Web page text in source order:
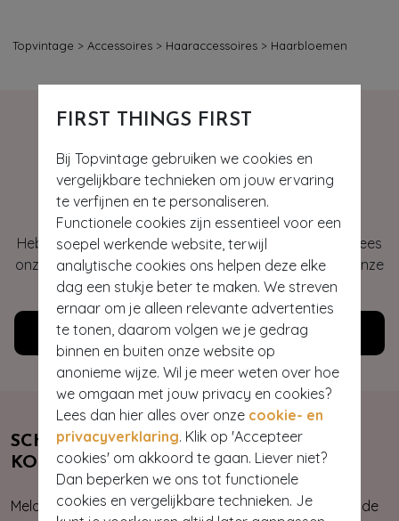
FIRST THINGS FIRST
Bij Topvintage gebruiken we cookies en
vergelijkbare technieken om jouw ervaring
te verfijnen en te personaliseren.
Functionele cookies zijn essentieel voor een
soepel werkende website, terwijl
analytische cookies ons helpen deze elke
dag een stukje beter te maken. We streven
ernaar om je alleen relevante advertenties
te tonen, daarom volgen we je gedrag
binnen en buiten onze website op
anonieme wijze. Wil je meer weten over hoe
we omgaan met jouw privacy en cookies?
Lees dan hier alles over onze cookie- en
privacyverklaring. Klik op 'Accepteer
cookies' om akkoord te gaan. Liever niet?
Dan beperken we ons tot functionele
cookies en vergelijkbare technieken. Je
Topvintage > Accessoires > Haaraccessoires > Haarbloemen
Hey gorgeous
Heb je vragen of heb je hulp nodig bij je bestelling? Lees
onze veelgestelde vragen of neem contact op met onze
klantenservice. Wij helpen je graag!
Klantenservice
SCHRIJF JE NU IN & ONTVANG 10%
KORTING
Meld je aan voor onze nieuwsbrief. Zo ben je altijd op de